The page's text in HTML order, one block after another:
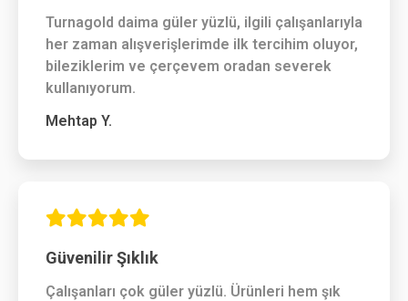
Turnagold daima güler yüzlü, ilgili çalışanlarıyla
her zaman alışverişlerimde ilk tercihim oluyor,
bileziklerim ve çerçevem oradan severek
kullanıyorum.
Mehtap Y.
Güvenilir Şıklık
Çalışanları çok güler yüzlü. Ürünleri hem şık